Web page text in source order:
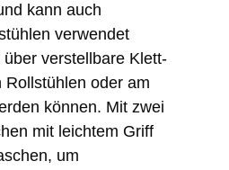
kann auch
verwendet
verstellbare Klett-
Rollstühlen oder am
können. Mit zwei
mit leichtem Griff
um